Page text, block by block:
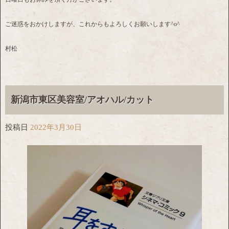
ご迷惑をおかけしますが、これからもよろしくお願いします^o^
村松
新潟市東区美容室/アオハル/カット
投稿日 2022年3月30日